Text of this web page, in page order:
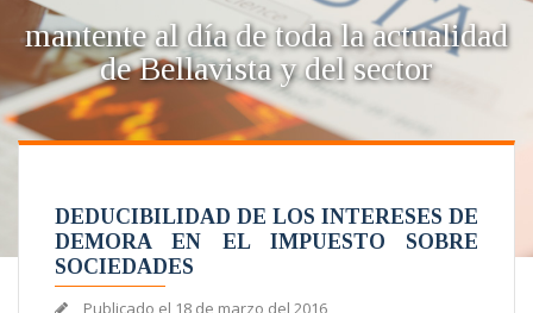
mantente al día de toda la actualidad
de Bellavista y del sector
DEDUCIBILIDAD DE LOS INTERESES DE
DEMORA EN EL IMPUESTO SOBRE
SOCIEDADES
Publicado el 18 de marzo del 2016